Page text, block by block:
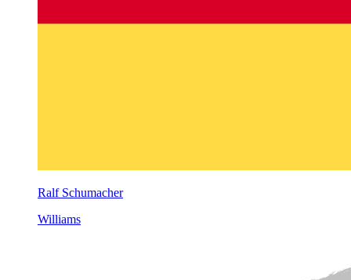
Ralf Schumacher
Williams